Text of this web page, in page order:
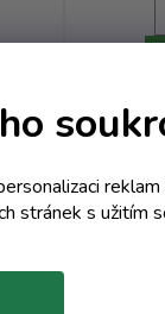
stránek s užitím
ml